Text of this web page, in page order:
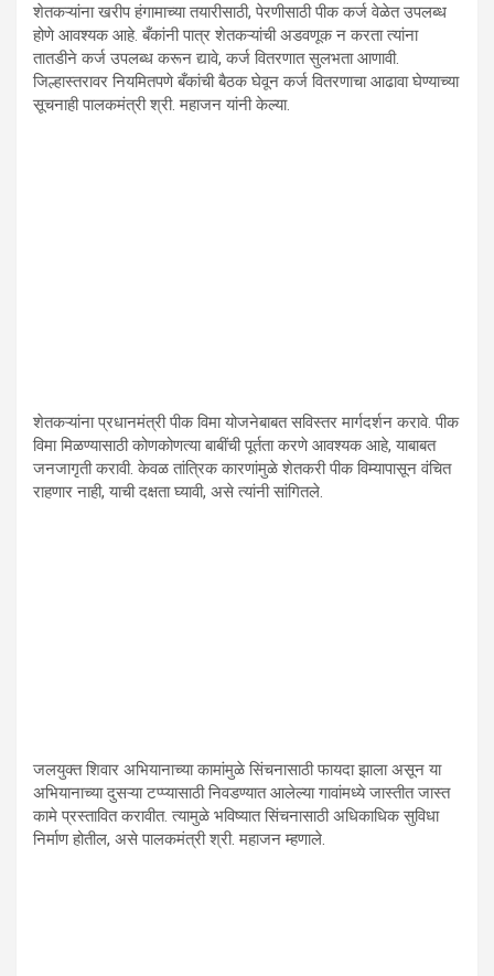
शेतकऱ्यांना खरीप हंगामाच्या तयारीसाठी, पेरणीसाठी पीक कर्ज वेळेत उपलब्ध
होणे आवश्यक आहे. बँकांनी पात्र शेतकऱ्यांची अडवणूक न करता त्यांना
तातडीने कर्ज उपलब्ध करून द्यावे, कर्ज वितरणात सुलभता आणावी.
जिल्हास्तरावर नियमितपणे बँकांची बैठक घेवून कर्ज वितरणाचा आढावा घेण्याच्या
सूचनाही पालकमंत्री श्री. महाजन यांनी केल्या.
शेतकऱ्यांना प्रधानमंत्री पीक विमा योजनेबाबत सविस्तर मार्गदर्शन करावे. पीक
विमा मिळण्यासाठी कोणकोणत्या बाबींची पूर्तता करणे आवश्यक आहे, याबाबत
जनजागृती करावी. केवळ तांत्रिक कारणांमुळे शेतकरी पीक विम्यापासून वंचित
राहणार नाही, याची दक्षता घ्यावी, असे त्यांनी सांगितले.
जलयुक्त शिवार अभियानाच्या कामांमुळे सिंचनासाठी फायदा झाला असून या
अभियानाच्या दुसऱ्या टप्प्यासाठी निवडण्यात आलेल्या गावांमध्ये जास्तीत जास्त
कामे प्रस्तावित करावीत. त्यामुळे भविष्यात सिंचनासाठी अधिकाधिक सुविधा
निर्माण होतील, असे पालकमंत्री श्री. महाजन म्हणाले.